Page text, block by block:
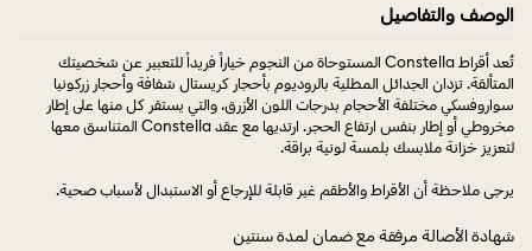
الوصف والتفاصيل
تُعد أقراط Constella المستوحاة من النجوم خياراً فريداً للتعبير عن شخصيتك
المتألقة. تزدان الجدائل المطلية بالروديوم بأحجار كريستال شفافة وأحجار زركونيا
سواروفسكي مختلفة الأحجام بدرجات اللون الأزرق، والتي يستقر كل منها على إطار
مخروطي أو إطار بنفس ارتفاع الحجر. ارتديها مع عقد Constella المتناسق معها
لتعزيز خزانة ملابسك بلمسة لونية براقة.
يرجى ملاحظة أن الأقراط والأطقم غير قابلة للإرجاع أو الاستبدال لأسباب صحية.
شهادة الأصالة مرفقة مع ضمان لمدة سنتين